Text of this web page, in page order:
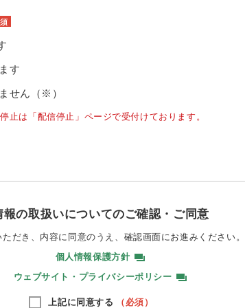
す
せん（※）
止は「配信停止」ページで受付けております。
報の取扱いについてのご確認・ご同意
だき、内容に同意のうえ、 確認画面にお進みください。
個人情報保護方針
ウェブサイト・プライバシーポリシー
上記に同意する （必須）